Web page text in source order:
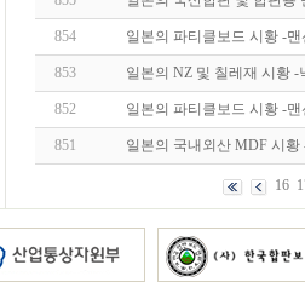
854 일본의 파티클보드 시황 -
853 일본의 NZ 및 칠레재 시황
852 일본의 파티클보드 시황 -
851 일본의 국내외산 MDF 시
16